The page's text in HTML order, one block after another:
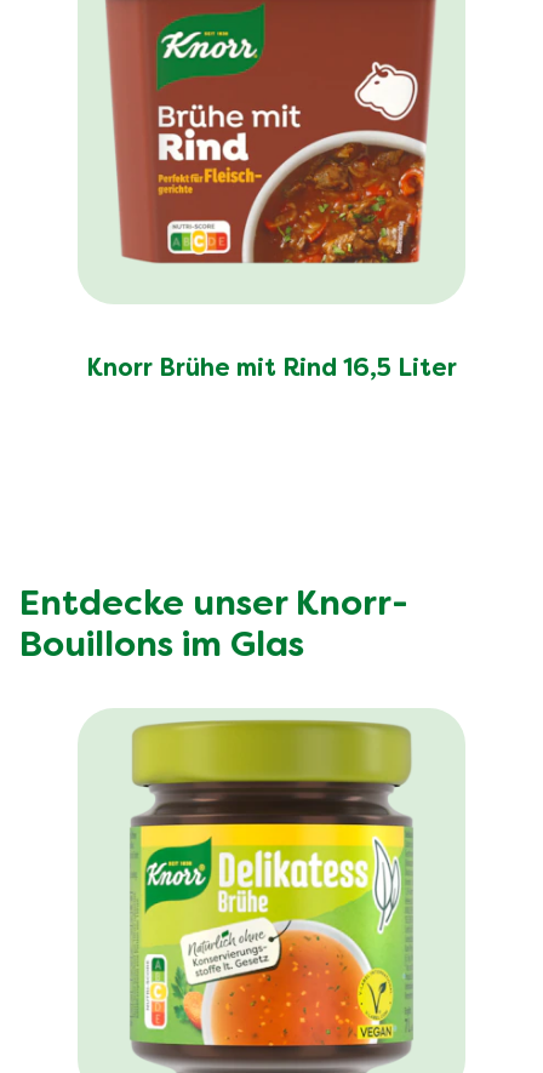
Knorr Brühe mit Rind 16,5 Liter
Entdecke unser Knorr-
Bouillons im Glas